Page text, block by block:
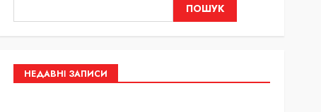
ПОШУК
НЕДАВНІ ЗАПИСИ